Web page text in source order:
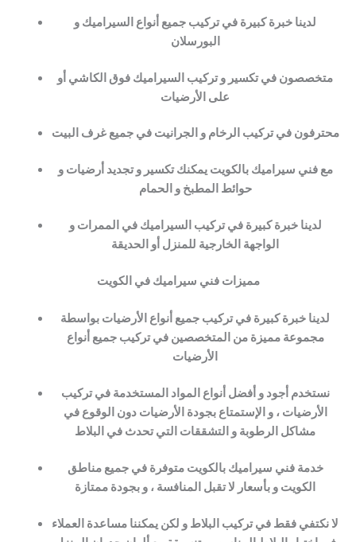
لدينا خبرة كبيرة في تركيب جميع أنواع السيراميك و
البورسلان
متخصصون في تكسير و تركيب السيراميك فوق الكاشي أو
على الأرضيات
محترفون في تركيب الرخام و الجرانيت في جميع غرف البيت
مع فني سيراميك بالكويت يمكنك تكسير و تجديد أرضيات و
حوائط المطبخ و الحمام
لدينا خبرة كبيرة في تركيب السيراميك في الممرات و
الواجهة الخارجية للمنزل أو الحديقة
مميزات فني سيراميك في الكويت
لدينا خبرة كبيرة في تركيب جميع أنواع الأرضيات بواسطة
مجموعة مميزة من المتخصصين في تركيب جميع أنواع
الأرضيات
نستخدم أجود و أفضل أنواع المواد المستخدمة في تركيب
الأرضيات ، و الإستمتاع بجودة الأرضيات دون الوقوع في
مشاكل الرطوبة و التشققات التي تحدث في البلاط
خدمة فني سيراميك بالكويت متوفرة في جميع مناطق
الكويت و بأسعار لا تقبل المنافسة ، و بجودة ممتازة
لا نكتفي فقط في تركيب البلاط و لكن يمكننا مساعدة العملاء